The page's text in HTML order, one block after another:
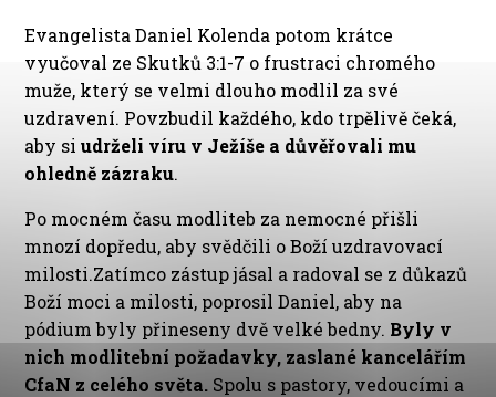
Evangelista Daniel Kolenda potom krátce
vyučoval ze Skutků 3:1-7 o frustraci chromého
muže, který se velmi dlouho modlil za své
uzdravení. Povzbudil každého, kdo trpělivě čeká,
aby siudrželi víru v Ježíše a důvěřovali mu
ohledně zázraku.
Po mocném času modliteb za nemocné přišli
mnozí dopředu, aby svědčili o Boží uzdravovací
milosti.Zatímco zástup jásal a radoval se z důkazů
Boží moci a milosti, poprosil Daniel, aby na
pódium byly přineseny dvě velké bedny. Byly v
nich modlitební požadavky, zaslané kancelářím
CfaN z celého světa. Spolu s pastory, vedoucími a